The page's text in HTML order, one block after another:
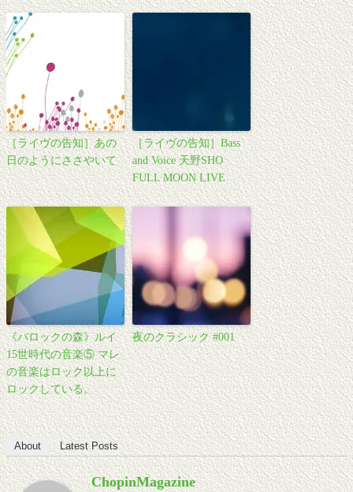
［ライヴの告知］あの
日のようにささやいて
［ライヴの告知］Bass
and Voice 天野SHO
FULL MOON LIVE
《バロックの森》ルイ
15世時代の音楽⑤ マレ
の音楽はロック以上に
ロックしている。
夜のクラシック #001
About Latest Posts
ChopinMagazine